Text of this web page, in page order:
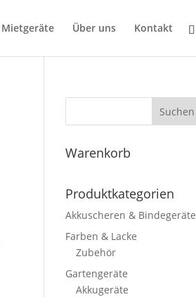
Mietgeräte Über uns Kontakt
Suchen
Warenkorb
Produktkategorien
Akkuscheren & Bindegeräte
Farben & Lacke
Zubehör
Gartengeräte
Akkugeräte